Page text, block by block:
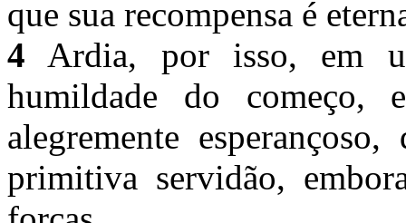
que sua recompensa é
4 Ardia, por isso, em
humildade do
alegremente
primitiva servidão,